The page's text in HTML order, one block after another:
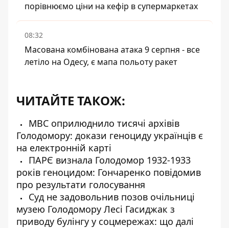
порівнюємо ціни на кефір в супермаркетах
08:32
Масована комбінована атака 9 серпня - все
летіло на Одесу, є мапа польоту ракет
ЧИТАЙТЕ ТАКОЖ:
МВС оприлюднило тисячі архівів
Голодомору: докази геноциду українців є
на електронній карті
ПАРЄ визнала Голодомор 1932-1933
років геноцидом: Гончаренко повідомив
про результати голосування
Суд не задовольнив позов очільниці
музею Голодомору Лесі Гасиджак з
приводу булінгу у соцмережах: що далі